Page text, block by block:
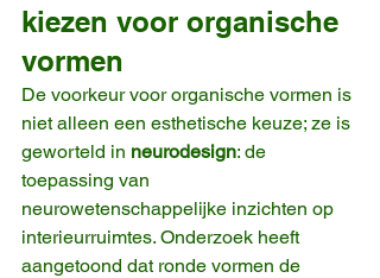
kiezen voor organische
vormen
De voorkeur voor organische vormen is
niet alleen een esthetische keuze; ze is
geworteld in neurodesign: de
toepassing van
neurowetenschappelijke inzichten op
interieurruimtes. Onderzoek heeft
aangetoond dat ronde vormen de